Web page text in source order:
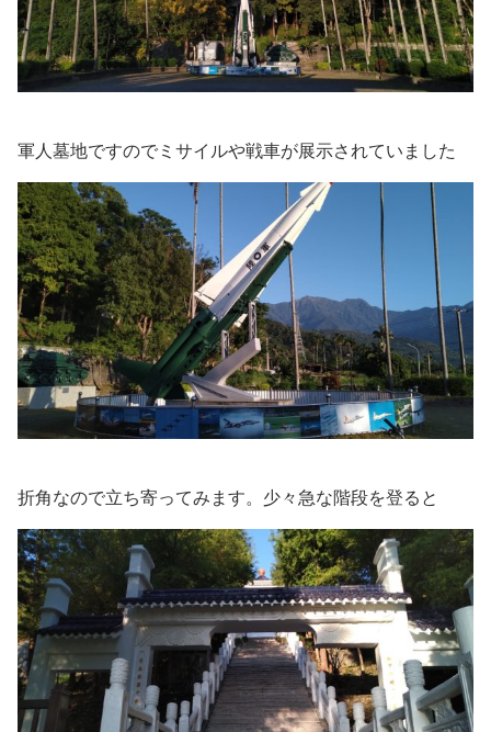
軍人墓地ですのでミサイルや戦車が展示されていました
折角なので立ち寄ってみます。少々急な階段を登ると